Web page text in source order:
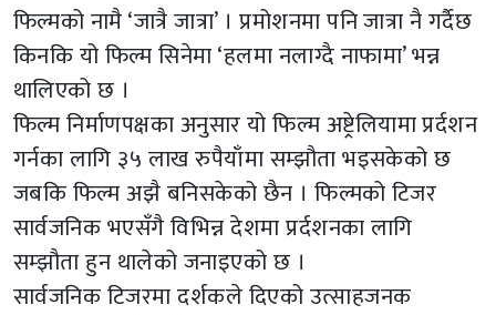
फिल्मको नामै ‘जात्रै जात्रा’ । प्रमोशनमा पनि जात्रा नै गर्दैछ
किनकि यो फिल्म सिनेमा ‘हलमा नलाग्दै नाफामा’ भन्न
थालिएको छ ।
फिल्म निर्माणपक्षका अनुसार यो फिल्म अष्ट्रेलियामा प्रर्दशन
गर्नका लागि ३५ लाख रुपैयाँमा सम्झौता भइसकेको छ
जबकि फिल्म अझै बनिसकेको छैन । फिल्मको टिजर
सार्वजनिक भएसँगै विभिन्न देशमा प्रर्दशनका लागि
सम्झौता हुन थालेको जनाइएको छ ।
सार्वजनिक टिजरमा दर्शकले दिएको उत्साहजनक